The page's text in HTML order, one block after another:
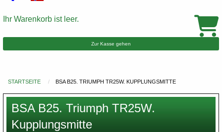
Warenkorb
Ihr Warenkorb ist leer.
Zur Kasse gehen
Du
bist
hier
STARTSEITE BSA B25. TRIUMPH TR25W. KUPPLUNGSMITTE
BSA B25. Triumph TR25W.
Kupplungsmitte